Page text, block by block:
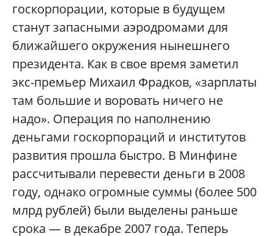
госкорпорации, которые в будущем
станут запасными аэродромами для
ближайшего окружения нынешнего
президента. Как в свое время заметил
экс-премьер Михаил Фрадков, «зарплаты
там большие и воровать ничего не
надо». Операция по наполнению
деньгами госкорпораций и институтов
развития прошла быстро. В Минфине
рассчитывали перевести деньги в 2008
году, однако огромные суммы (более 500
млрд рублей) были выделены раньше
срока — в декабре 2007 года. Теперь